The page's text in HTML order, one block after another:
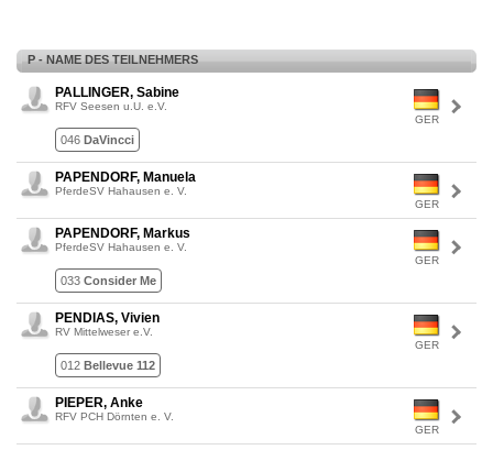
P - NAME DES TEILNEHMERS
GER
PALLINGER, Sabine
RFV Seesen u.U. e.V.
046 DaVincci
GER
PAPENDORF, Manuela
PferdeSV Hahausen e. V.
GER
PAPENDORF, Markus
PferdeSV Hahausen e. V.
033 Consider Me
GER
PENDIAS, Vivien
RV Mittelweser e.V.
012 Bellevue 112
GER
PIEPER, Anke
RFV PCH Dörnten e. V.